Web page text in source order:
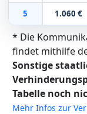
5 1.060 €
* Die
findet mithilfe
Sonstige
Tabelle noch
Mehr Infos zur